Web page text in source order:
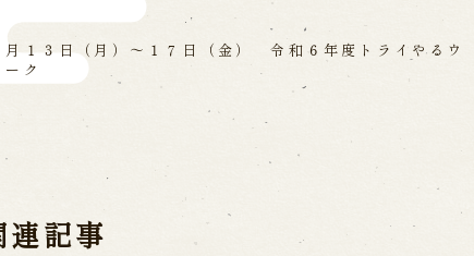
月１３日（月）～１７日（金） 令和６年度トライやるウ
ーク
連記事